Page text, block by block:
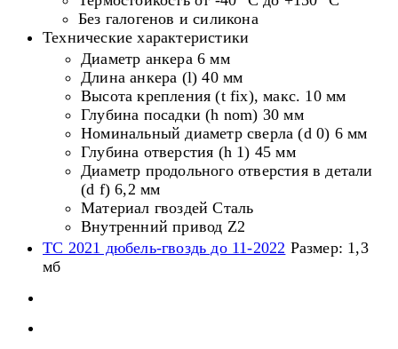
Без галогенов и силикона
Технические характеристики
Диаметр анкера 6 мм
Длина анкера (l) 40 мм
Высота крепления (t fix), макс. 10 мм
Глубина посадки (h nom) 30 мм
Номинальный диаметр сверла (d 0) 6 мм
Глубина отверстия (h 1) 45 мм
Диаметр продольного отверстия в детали
(d f) 6,2 мм
Материал гвоздей Сталь
Внутренний привод Z2
ТС 2021 дюбель-гвоздь до 11-2022 Размер: 1,3
мб